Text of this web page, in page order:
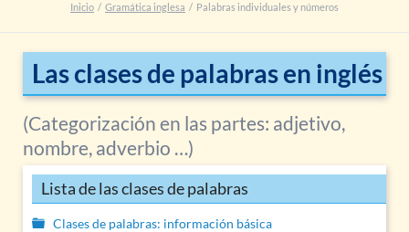
Inicio Gramática inglesa Palabras individuales y números
Las clases de palabras en inglés
(Categorización en las partes: adjetivo,
nombre, adverbio …)
Lista de las clases de palabras
Clases de palabras: información básica